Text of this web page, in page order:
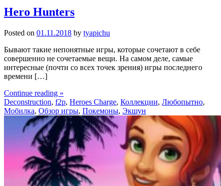
Hero Hunters
Posted on 01.11.2018 by tyapichu
Бывают такие непонятные игры, которые сочетают в себе
совершенно не сочетаемые вещи. На самом деле, самые
интересные (почти со всех точек зрения) игры последнего
времени […]
Continue reading »
Deconstruction, f2p, Heroes Charge, Коллекции, Любопытно,
Мобилка, Обзор игры, Покемоны, Экшун